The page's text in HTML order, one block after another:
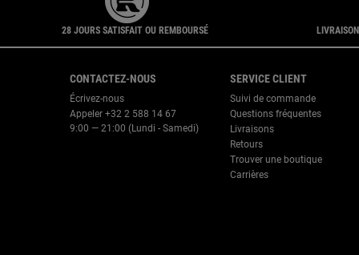
28 JOURS SATISFAIT OU REMBOURSÉ
CONTACTEZ-NOUS
Écrivez-nous
Appeler +32 2 588 14 67
9:00 — 21:00 (Lundi - Samedi)
SERVICE CLIENT
Suivi de commande
Questions fréquentes
Livraisons
Retours
Trouver une boutique
Carrières